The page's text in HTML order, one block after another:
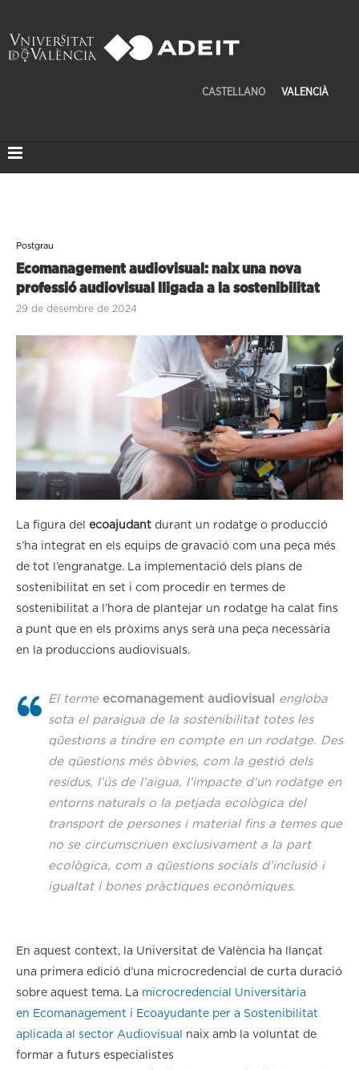
CASTELLANO VALENCIÀ
Postgrau
Ecomanagement audiovisual: naix una nova
professió audiovisual lligada a la sostenibilitat
29 de desembre de 2024
La figura del ecoajudant durant un rodatge o producció
s’ha integrat en els equips de gravació com una peça més
de tot l’engranatge. La implementació dels plans de
sostenibilitat en set i com procedir en termes de
sostenibilitat a l’hora de plantejar un rodatge ha calat fins
a punt que en els pròxims anys serà una peça necessària
en la produccions audiovisuals.
El termeecomanagement audiovisual
engloba
sota el paraigua de la sostenibilitat totes les
qüestions a tindre en compte en un rodatge. Des
de qüestions més òbvies, com la gestió dels
residus, l’ús de l’aigua, l’impacte d’un rodatge en
entorns naturals o la petjada ecològica del
transport de persones i material fins a temes que
no se circumscriuen exclusivament a la part
ecològica, com a qüestions socials d’inclusió i
igualtat i bones pràctiques econòmiques.
En aquest context, la Universitat de València ha llançat
una primera edició d’una microcredencial de curta duració
sobre aquest tema. La microcredencial Universitària
en Ecomanagement i Ecoayudante per a Sostenibilitat
aplicada al sector Audiovisual
naix amb la voluntat de
formar a futurs especialistes